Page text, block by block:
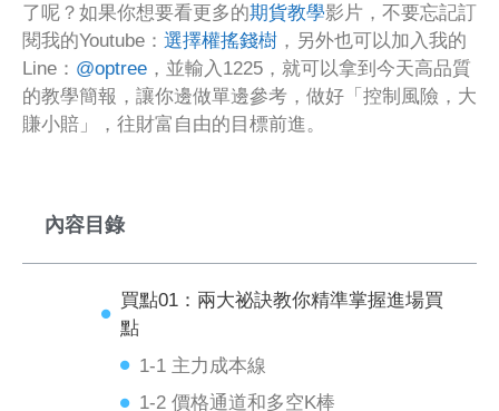
了呢？如果你想要看更多的期貨教學影片，不要忘記訂
閱我的Youtube： 選擇權搖錢樹 ，另外也可以加入我的
Line： @optree ，並輸入1225，就可以拿到今天高品質
的教學簡報，讓你邊做單邊參考，做好「控制風險，大
賺小賠」，往財富自由的目標前進。
內容目錄
買點01：兩大祕訣教你精準掌握進場買
點
1-1 主力成本線
1-2 價格通道和多空K棒